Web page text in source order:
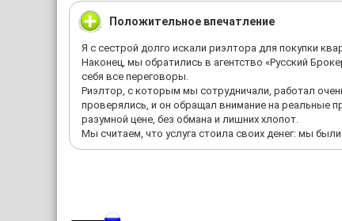
Положительное впечатление
Я с сестрой долго искали риэлтора для покупки
Наконец, мы обратились в агентство «Русский
себя все переговоры.
Риэлтор, с которым мы сотрудничали, работал
проверялись, и он обращал внимание на реальные
разумной цене, без обмана и лишних хлопот.
Мы считаем, что услуга стоила своих денег: мы